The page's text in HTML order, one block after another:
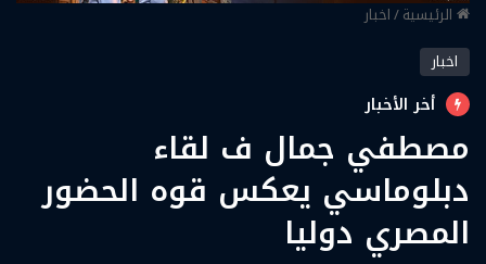
الرئيسية/اخبار
اخبار
أخر الأخبار
مصطفي جمال ف لقاء
دبلوماسي يعكس قوه الحضور
المصري دوليا